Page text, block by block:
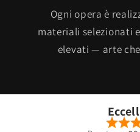
Ogni opera è
materiali selezionati
elevati — arte